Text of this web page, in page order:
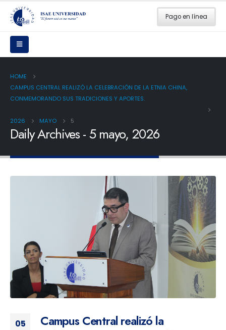
Pago en línea
HOME
CAMPUS CENTRAL REALIZÓ LA CELEBRACIÓN DE LA ETNIA CHINA,
CONMEMORANDO SUS TRADICIONES Y APORTES.
2026 MAYO 5
Daily Archives - 5 mayo, 2026
05
Campus Central realizó la